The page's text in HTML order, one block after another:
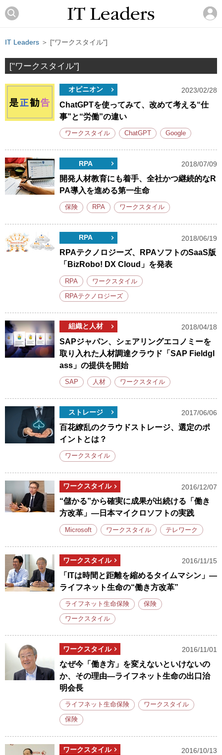
IT Leaders ＞ ["ワークスタイル"]
["ワークスタイル"]
オピニオン 2023/02/28
ChatGPTを使ってみて、改めて考える“仕
事”と“労働”の違い
ワークスタイル ChatGPT Google
RPA 2018/07/09
開発人材教育にも着手、全社かつ継続的なR
PA導入を進める第一生命
保険 RPA ワークスタイル
RPA 2018/06/19
RPAテクノロジーズ、RPAソフトのSaaS版
「BizRobo! DX Cloud」を発表
RPA ワークスタイル
RPAテクノロジーズ
組織と人材 2018/04/18
SAPジャパン、シェアリングエコノミーを
取り入れた人材調達クラウド「SAP Fieldgl
ass」の提供を開始
SAP 人材 ワークスタイル
ストレージ 2017/06/06
百花繚乱のクラウドストレージ、選定のポ
イントとは？
ワークスタイル
ワークスタイル 2016/12/07
“儲かる”から確実に成果が出続ける「働き
方改革」―日本マイクロソフトの実践
Microsoft ワークスタイル テレワーク
ワークスタイル 2016/11/15
「ITは時間と距離を縮めるタイムマシン」―
ライフネット生命の“働き方改革”
ライフネット生命保険 保険
ワークスタイル
ワークスタイル 2016/11/01
なぜ今「働き方」を変えないといけないの
か、その理由―ライフネット生命の出口治
明会長
ライフネット生命保険 ワークスタイル
保険
ワークスタイル 2016/10/13